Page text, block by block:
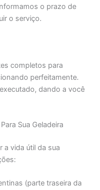
o prazo de
o serviço.
completos para
perfeitamente.
dando a você
Sua Geladeira
a vida útil da sua
(parte traseira da